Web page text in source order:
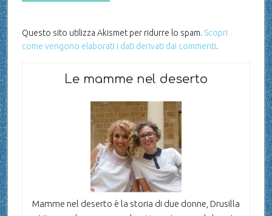
Questo sito utilizza Akismet per ridurre lo spam. Scopri
come vengono elaborati i dati derivati dai commenti.
Le mamme nel deserto
Mamme nel deserto è la storia di due donne, Drusilla